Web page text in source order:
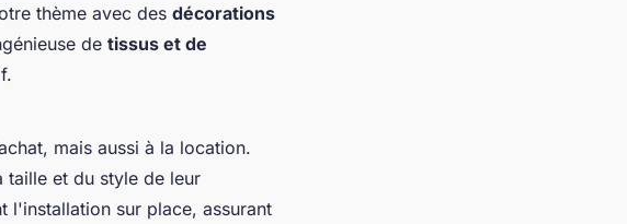
thème avec des décorations
de tissus et de
mais aussi à la location.
taille et du style de leur
l'installation sur place, assurant